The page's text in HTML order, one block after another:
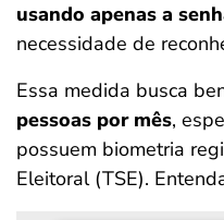
usando apenas a
necessidade de
Essa medida busca
pessoas por mês,
possuem biometria
Eleitoral (TSE).